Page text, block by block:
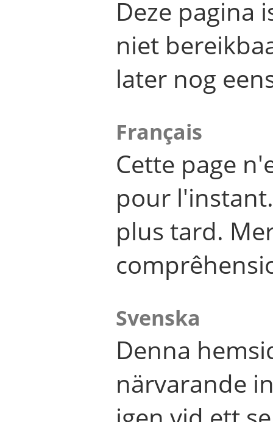
Deze pagina
niet
later nog
Français
Cette page
pour
plus tard.
Svenska
Denna
närvarande